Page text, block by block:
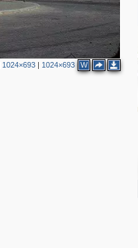
1024×693| 1024×693 W